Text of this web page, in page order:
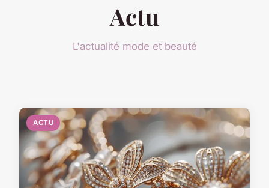
Actu
L'actualité mode et beauté
ACTU